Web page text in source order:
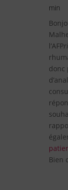
min
l’AFP
donc
Bien